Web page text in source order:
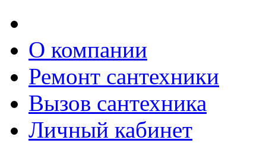
О компании
Ремонт сантехники
Вызов сантехника
Личный кабинет